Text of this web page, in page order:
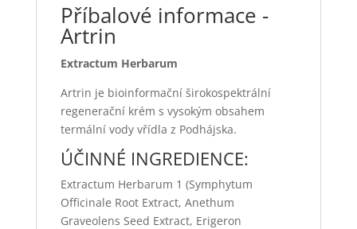
Příbalové informace -
Artrin
Extractum Herbarum
Artrin je bioinformační širokospektrální
regenerační krém s vysokým obsahem
termální vody vřídla z Podhájska.
ÚČINNÉ INGREDIENCE:
Extractum Herbarum 1 (Symphytum
Officinale Root Extract, Anethum
Graveolens Seed Extract, Erigeron